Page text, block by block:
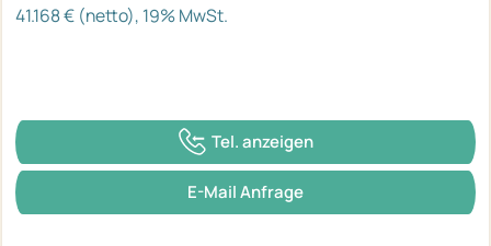
41.168 € (netto), 19% MwSt.
Tel. anzeigen
E-Mail Anfrage